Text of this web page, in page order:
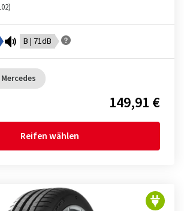
B | 71dB
149,91 €
Reifen wählen